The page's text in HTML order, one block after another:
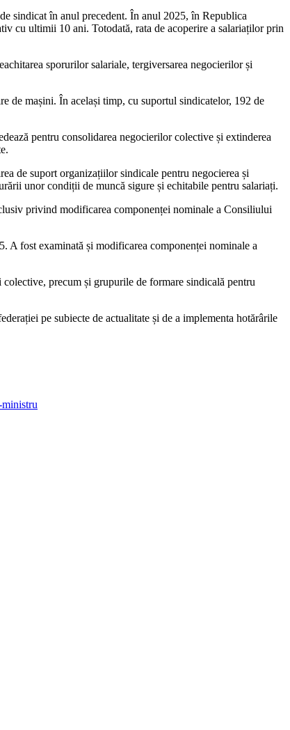
sindicat în anul precedent. În anul 2025, în Republica
cu ultimii 10 ani. Totodată, rata de acoperire a salariaților prin
sporurilor salariale, tergiversarea negocierilor și
de mașini. În același timp, cu suportul sindicatelor, 192 de
pentru consolidarea negocierilor colective și extinderea
de suport organizațiilor sindicale pentru negocierea și
unor condiții de muncă sigure și echitabile pentru salariați.
privind modificarea componenței nominale a Consiliului
A fost examinată și modificarea componenței nominale a
precum și grupurile de formare sindicală pentru
pe subiecte de actualitate și de a implementa hotărârile